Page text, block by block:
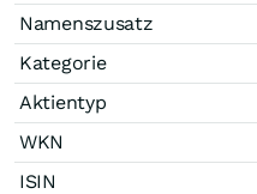
Namenszusatz
Kategorie
Aktientyp
WKN
ISIN